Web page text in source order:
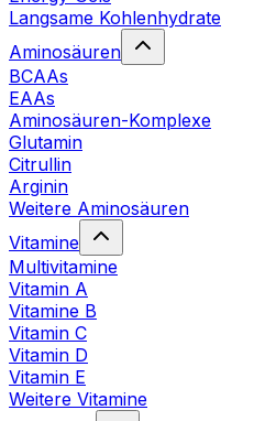
Langsame Kohlenhydrate
Aminosäuren
BCAAs
EAAs
Aminosäuren-Komplexe
Glutamin
Citrullin
Arginin
Weitere Aminosäuren
Vitamine
Multivitamine
Vitamin A
Vitamine B
Vitamin C
Vitamin D
Vitamin E
Weitere Vitamine